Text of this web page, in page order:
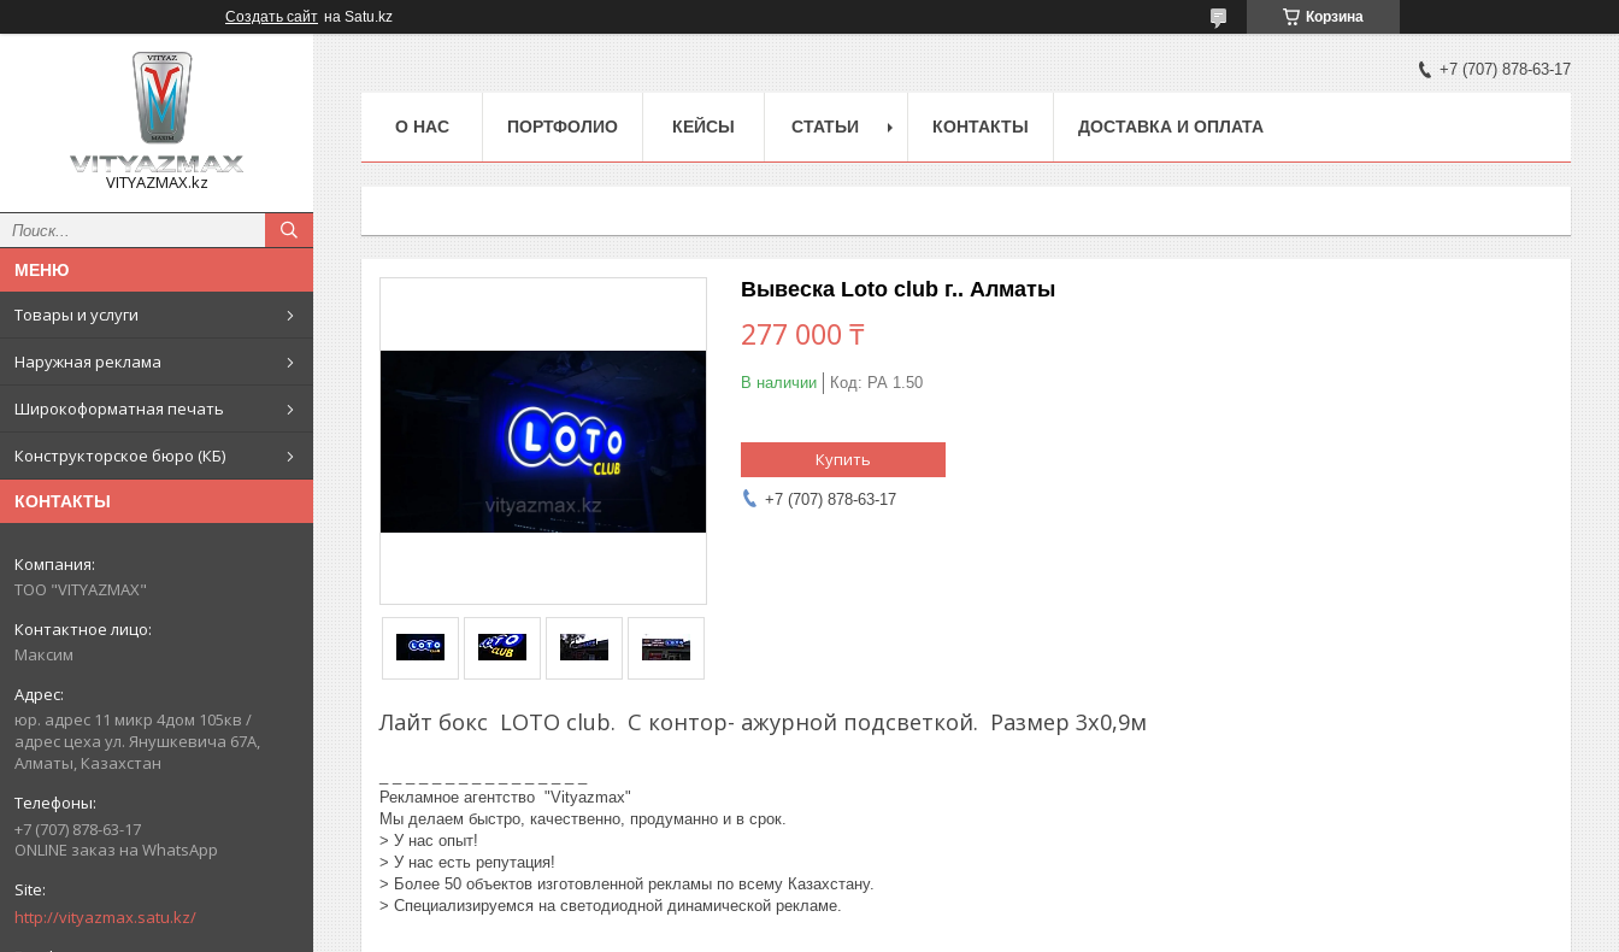
Создать сайт на Satu.kz Корзина
VITYAZMAX.kz
Товары и услуги
Наружная реклама
Широкоформатная печать
Конструкторское бюро (КБ)
КОНТАКТЫ
ТОО "VITYAZMAX"
Максим
юр. адрес 11 микр 4дом 105кв /
адрес цеха ул. Янушкевича 67А,
Алматы, Казахстан
+7 (707) 878-63-17
ONLINE заказ на WhatsApp
http://vityazmax.satu.kz/
+7 (707) 878-63-17
О НАС ПОРТФОЛИО КЕЙСЫ СТАТЬИ КОНТАКТЫ ДОСТАВКА И ОПЛАТА
Вывеска Loto club г.. Алматы
277 000 ₸
В наличии Код: РА 1.50
Купить
+7 (707) 878-63-17
Лайт бокс LOTO club. С контор- ажурной подсветкой. Размер 3х0,9м
Рекламное агентство "Vityazmax"
Мы делаем быстро, качественно, продуманно и в срок.
> У нас опыт!
> У нас есть репутация!
> Более 50 объектов изготовленной рекламы по всему Казахстану.
> Специализируемся на светодиодной динамической рекламе.